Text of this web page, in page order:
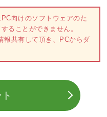
向けのソフトウェアのた
ることができません。
報共有して頂き、PCからダ